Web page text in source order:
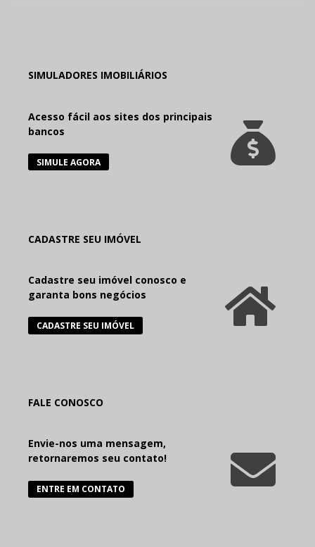
SIMULADORES IMOBILIÁRIOS
Acesso fácil aos sites dos principais
bancos
SIMULE AGORA
CADASTRE SEU IMÓVEL
Cadastre seu imóvel conosco e
garanta bons negócios
CADASTRE SEU IMÓVEL
FALE CONOSCO
Envie-nos uma mensagem,
retornaremos seu contato!
ENTRE EM CONTATO